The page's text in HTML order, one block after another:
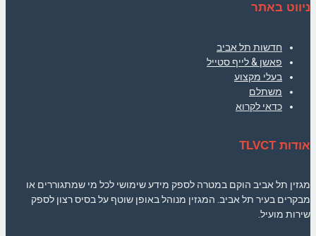
ניווט באתר
חדשות תל אביב
פאשן & לייף סטייל
בעלי מקצוע
משתלם
כדאי לקרוא
אודות TLVCT
מגזין תל אביב הוקם במטרה לספק מידע שימושי לכל מי שמתגוררים או
מבקרים בעיר תל אביב. המגזין מנוהל באופן שוטף על בסיס רצון לספק
שירות מועיל.